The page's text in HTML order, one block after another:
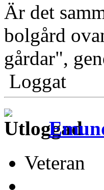
Är det
bolgård
gårdar",
Loggat
Veteran